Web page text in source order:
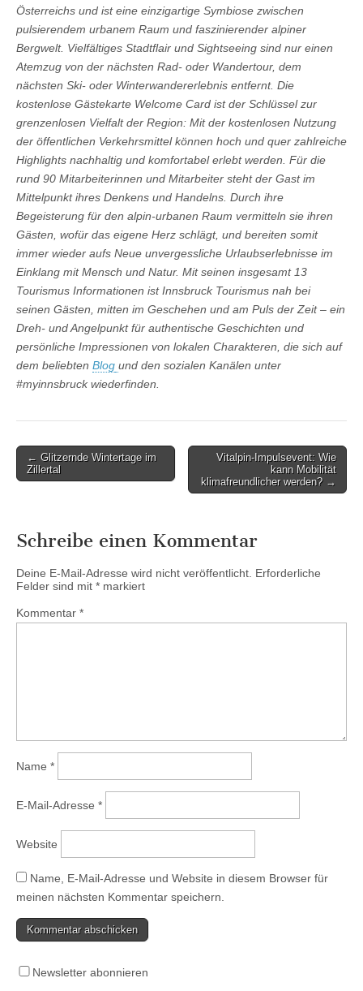
Österreichs und ist eine einzigartige Symbiose zwischen
pulsierendem urbanem Raum und faszinierender alpiner
Bergwelt. Vielfältiges Stadtflair und Sightseeing sind nur einen
Atemzug von der nächsten Rad- oder Wandertour, dem
nächsten Ski- oder Winterwandererlebnis entfernt. Die
kostenlose Gästekarte Welcome Card ist der Schlüssel zur
grenzenlosen Vielfalt der Region: Mit der kostenlosen Nutzung
der öffentlichen Verkehrsmittel können hoch und quer zahlreiche
Highlights nachhaltig und komfortabel erlebt werden. Für die
rund 90 Mitarbeiterinnen und Mitarbeiter steht der Gast im
Mittelpunkt ihres Denkens und Handelns. Durch ihre
Begeisterung für den alpin-urbanen Raum vermitteln sie ihren
Gästen, wofür das eigene Herz schlägt, und bereiten somit
immer wieder aufs Neue unvergessliche Urlaubserlebnisse im
Einklang mit Mensch und Natur. Mit seinen insgesamt 13
Tourismus Informationen ist Innsbruck Tourismus nah bei
seinen Gästen, mitten im Geschehen und am Puls der Zeit – ein
Dreh- und Angelpunkt für authentische Geschichten und
persönliche Impressionen von lokalen Charakteren, die sich auf
dem beliebten Blog und den sozialen Kanälen unter
#myinnsbruck wiederfinden.
Post
navigation
← Glitzernde Wintertage im
Zillertal
Vitalpin-Impulsevent: Wie
kann Mobilität
klimafreundlicher werden? →
Schreibe einen Kommentar
Deine E-Mail-Adresse wird nicht veröffentlicht. Erforderliche
Felder sind mit * markiert
Kommentar *
Name *
E-Mail-Adresse *
Website
Name, E-Mail-Adresse und Website in diesem Browser für
meinen nächsten Kommentar speichern.
Newsletter abonnieren